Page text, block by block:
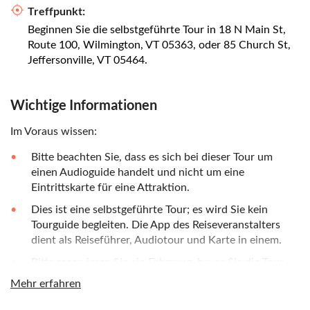
Treffpunkt:
Beginnen Sie die selbstgeführte Tour in 18 N Main St,
Route 100, Wilmington, VT 05363, oder 85 Church St,
Jeffersonville, VT 05464.
Wichtige Informationen
Im Voraus wissen:
Bitte beachten Sie, dass es sich bei dieser Tour um
einen Audioguide handelt und nicht um eine
Eintrittskarte für eine Attraktion.
Dies ist eine selbstgeführte Tour; es wird Sie kein
Tourguide begleiten. Die App des Reiseveranstalters
dient als Reiseführer, Audiotour und Karte in einem.
beginnen. Sie müssen nur eine Tour pro Fahrzeug
Mehr erfahren